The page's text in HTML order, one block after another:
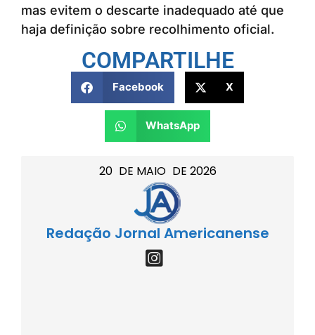
20 DE MAIO DE 2026
Redação Jornal Americanense
mas evitem o descarte inadequado até que
haja definição sobre recolhimento oficial.
COMPARTILHE
Facebook X
WhatsApp